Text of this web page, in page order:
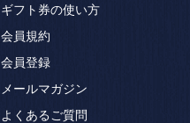
ギフト券の使い方
会員規約
会員登録
メールマガジン
よくあるご質問